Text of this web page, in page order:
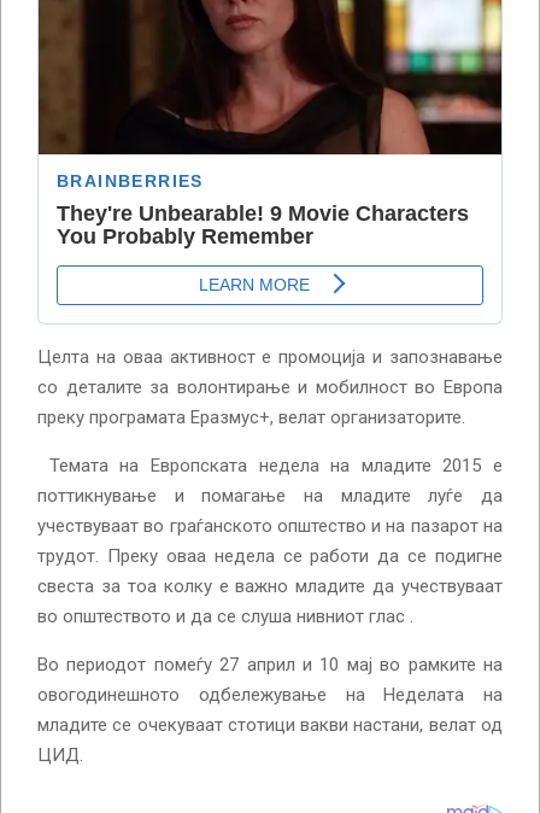
Целта на оваа активност е промоција и запознавање
со деталите за волонтирање и мобилност во Европа
преку програмата Еразмус+, велат организаторите.
Темата на Европската недела на младите 2015 е
поттикнување и помагање на младите луѓе да
учествуваат во граѓанското општество и на пазарот на
трудот. Преку оваа недела се работи да се подигне
свеста за тоа колку е важно младите да учествуваат
во општеството и да се слуша нивниот глас .
Во периодот помеѓу 27 април и 10 мај во рамките на
овогодинешното одбележување на Неделата на
младите се очекуваат стотици вакви настани, велат од
ЦИД.